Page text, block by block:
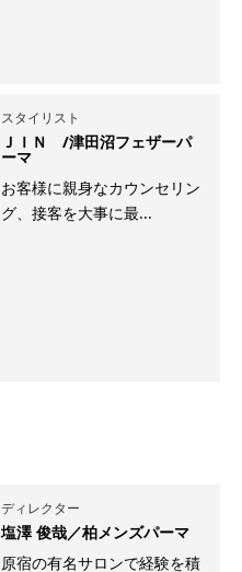
スタイリスト
ＪＩＮ /津田沼フェザーパ
ーマ
お客様に親身なカウンセリン
グ、接客を大事に最...
ディレクター
塩澤 俊哉／柏メンズパーマ
原宿の有名サロンで経験を積